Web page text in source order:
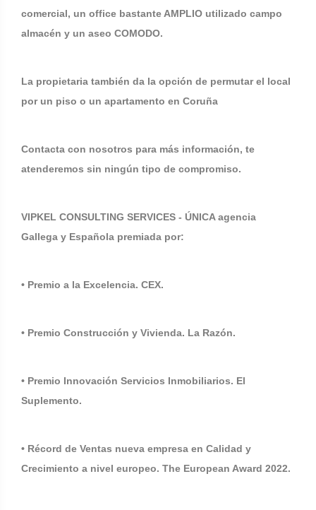
comercial, un office bastante AMPLIO utilizado campo
almacén y un aseo COMODO.
La propietaria también da la opción de permutar el local
por un piso o un apartamento en Coruña
Contacta con nosotros para más información, te
atenderemos sin ningún tipo de compromiso.
VIPKEL CONSULTING SERVICES - ÚNICA agencia
Gallega y Española premiada por:
• Premio a la Excelencia. CEX.
• Premio Construcción y Vivienda. La Razón.
• Premio Innovación Servicios Inmobiliarios. El
Suplemento.
• Récord de Ventas nueva empresa en Calidad y
Crecimiento a nivel europeo. The European Award 2022.